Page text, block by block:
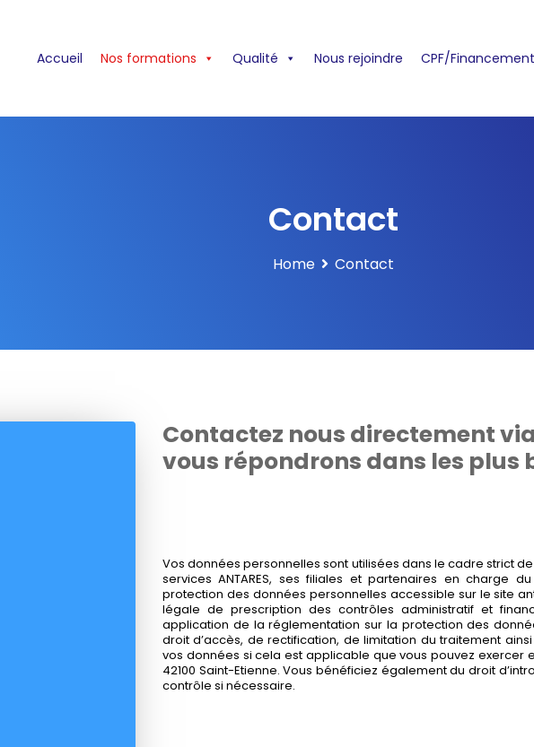
Accueil Nos formations Qualité Nous rejoindre CPF/
Contact
Home Contact
Contactez nous directement
vous répondrons dans les plus
Vos données personnelles sont utilisées dans le cadre strict
services ANTARES, ses filiales et partenaires en charge
protection des données personnelles accessible sur le site
légale de prescription des contrôles administratif et
application de la réglementation sur la protection des
droit d’accès, de rectification, de limitation du traitement
vos données si cela est applicable que vous pouvez exercer
42100 Saint-Etienne. Vous bénéficiez également du droit
contrôle si nécessaire.